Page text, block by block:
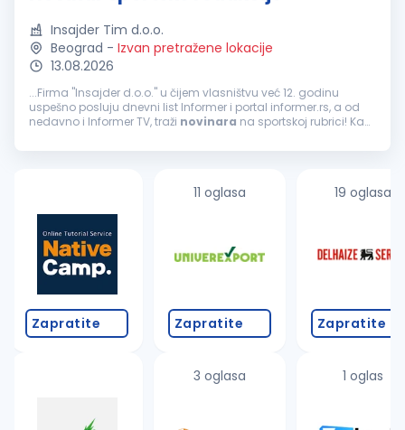
Insajder Tim d.o.o.
Beograd - Izvan pretražene lokacije
13.08.2026
...Firma "Insajder d.o.o." u čijem vlasništvu već 12. godinu
uspešno posluju dnevni list Informer i portal informer.rs, a od
nedavno i Informer TV, traži novinara na sportskoj rubrici! Kao
Zapratite
11 oglasa
Zapratite
3 oglasa
19 oglasa
Zapratite
1 oglas